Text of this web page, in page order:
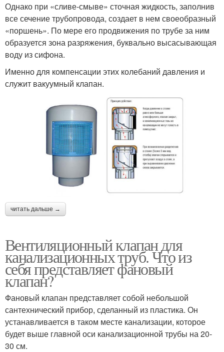
Однако при «сливе-смыве» сточная жидкость, заполнив
все сечение трубопровода, создает в нем своеобразный
«поршень». По мере его продвижения по трубе за ним
образуется зона разряжения, буквально высасывающая
воду из сифона.
Именно для компенсации этих колебаний давления и
служит вакуумный клапан.
читать дальше →
Вентиляционный клапан для
канализационных труб. Что из
себя представляет фановый
клапан?
Фановый клапан представляет собой небольшой
сантехнический прибор, сделанный из пластика. Он
устанавливается в таком месте канализации, которое
будет выше главной оси канализационной трубы на 20-
30 см.